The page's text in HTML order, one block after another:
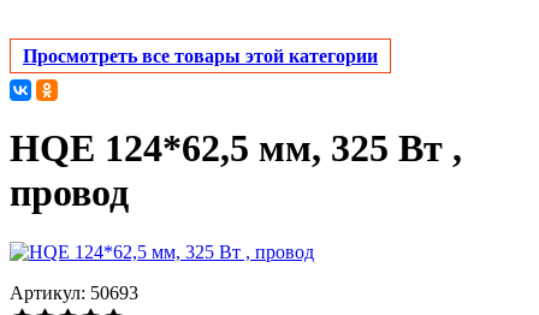
Просмотреть все товары этой категории
HQE 124*62,5 мм, 325 Вт ,
провод
Артикул: 50693